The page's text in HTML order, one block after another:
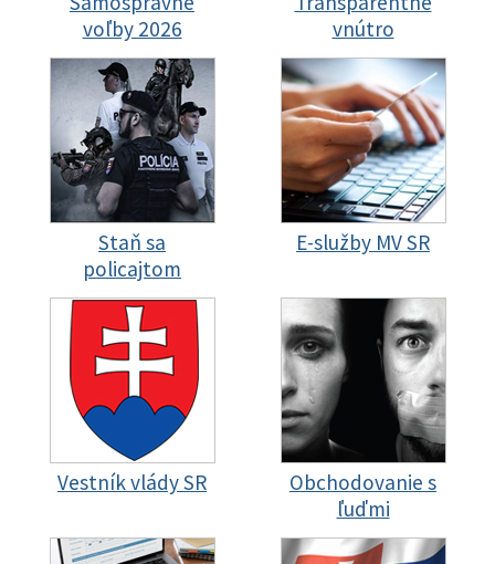
voľby 2026
vnútro
Staň sa
policajtom
E-služby MV SR
Vestník vlády SR
Obchodovanie s
ľuďmi